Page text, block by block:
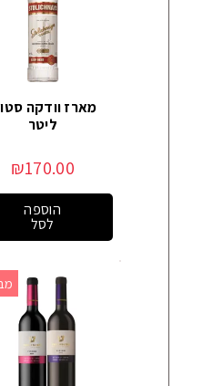
מארז וודקה
ליטר
₪170.00
הוספה
לסל